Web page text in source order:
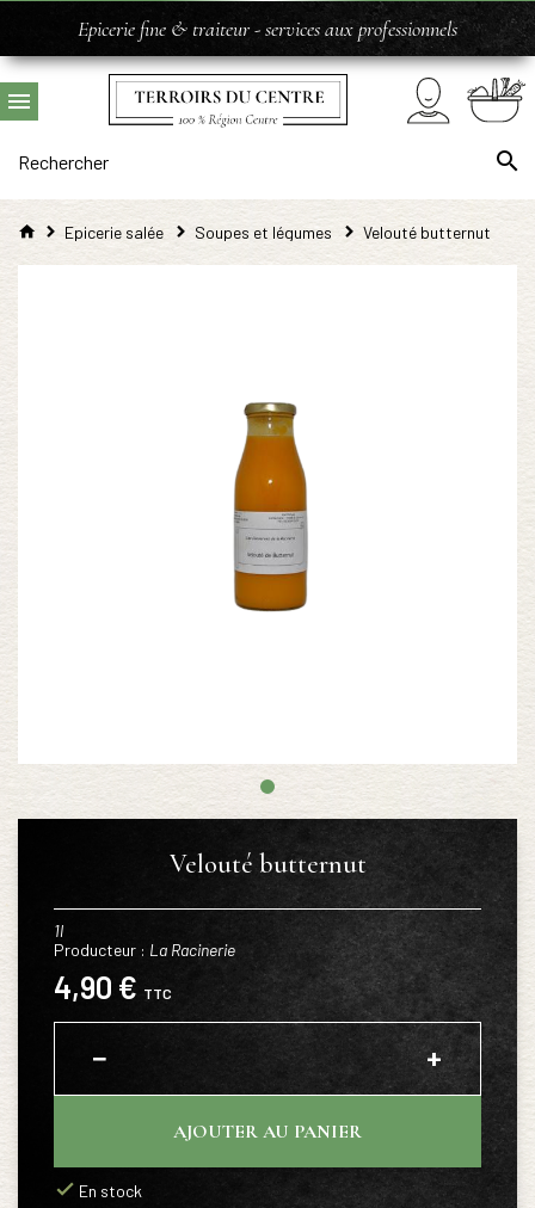
Epicerie fine & traiteur - services aux professionnels
Epicerie salée Soupes et légumes Velouté butternut
Velouté butternut
1l
Producteur : La Racinerie
4,90 € TTC
− +
AJOUTER AU PANIER
En stock